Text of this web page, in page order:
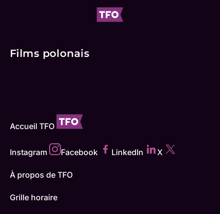
Films polonais
Accueil TFO
Instagram Facebook LinkedIn X
À propos de TFO
Grille horaire